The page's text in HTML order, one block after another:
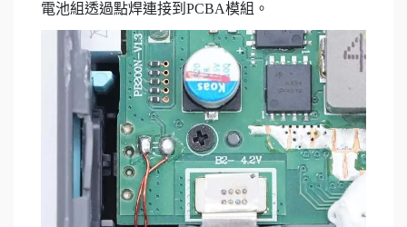
電池組透過點焊連接到PCBA模組。